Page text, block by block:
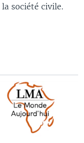
société civile.